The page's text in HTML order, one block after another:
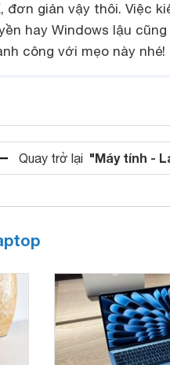
đơn giản vậy thôi. Việc
hay Windows lậu
công với mẹo này nhé!
Quay trở lại "Máy tính -